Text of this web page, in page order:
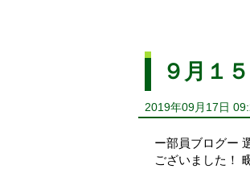
９月１
2019年09月17日
ー部員ブログー
ございました！